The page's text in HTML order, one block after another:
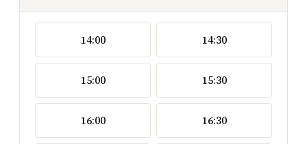
14:00 14:30
15:00 15:30
16:00 16:30